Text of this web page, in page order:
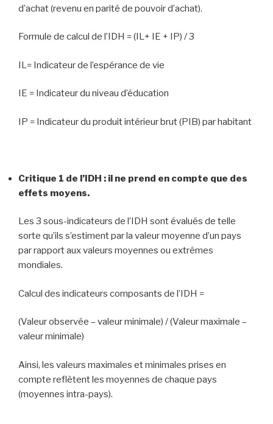
d’achat (revenu en parité de pouvoir d’achat).
Formule de calcul de l’IDH = (IL+ IE + IP) / 3
IL= Indicateur de l’espérance de vie
IE = Indicateur du niveau d’éducation
IP = Indicateur du produit intérieur brut (PIB) par habitant
Critique 1 de l’IDH : il ne prend en compte que des
effets moyens.
Les 3 sous-indicateurs de l’IDH sont évalués de telle
sorte qu’ils s’estiment par la valeur moyenne d’un pays
par rapport aux valeurs moyennes ou extrêmes
mondiales.
Calcul des indicateurs composants de l’IDH =
(Valeur observée – valeur minimale) / (Valeur maximale –
valeur minimale)
Ainsi, les valeurs maximales et minimales prises en
compte reflètent les moyennes de chaque pays
(moyennes intra-pays).